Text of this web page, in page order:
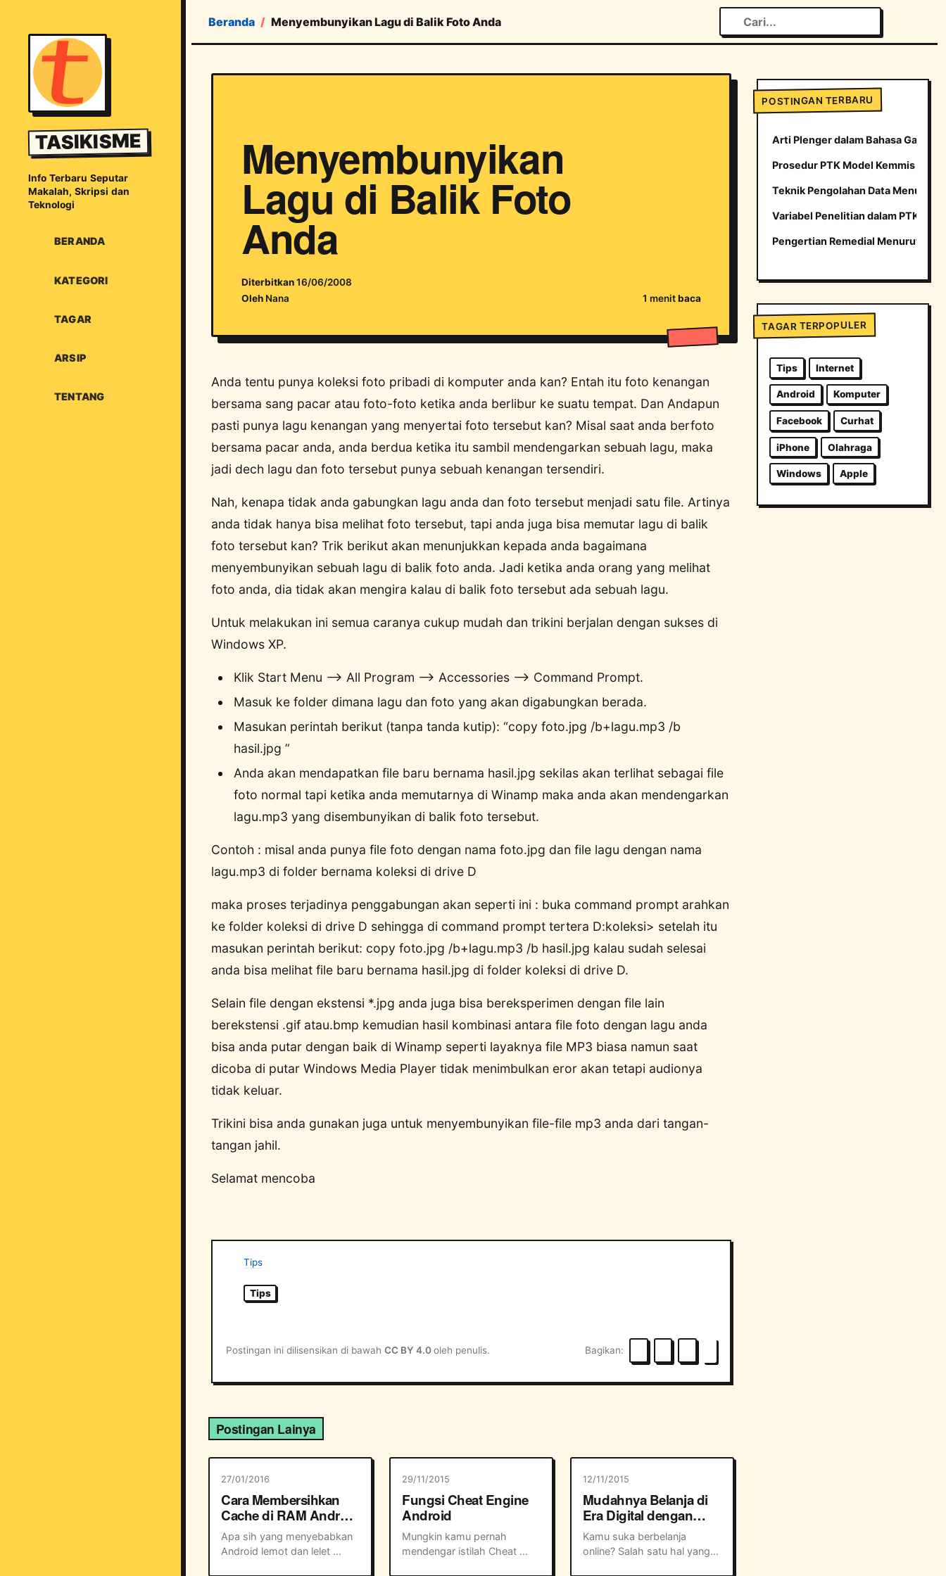
TASIKISME
Info Terbaru Seputar
Makalah, Skripsi dan
Teknologi
BERANDA
KATEGORI
TAGAR
ARSIP
TENTANG
Beranda Menyembunyikan Lagu di Balik Foto Anda
Menyembunyikan
Lagu di Balik Foto
Anda
Diterbitkan16/06/2008
Oleh Nana 1 menitbaca
Anda tentu punya koleksi foto pribadi di komputer anda kan? Entah itu foto kenangan
bersama sang pacar atau foto-foto ketika anda berlibur ke suatu tempat. Dan Andapun
pasti punya lagu kenangan yang menyertai foto tersebut kan? Misal saat anda berfoto
bersama pacar anda, anda berdua ketika itu sambil mendengarkan sebuah lagu, maka
jadi dech lagu dan foto tersebut punya sebuah kenangan tersendiri.
Nah, kenapa tidak anda gabungkan lagu anda dan foto tersebut menjadi satu file. Artinya
anda tidak hanya bisa melihat foto tersebut, tapi anda juga bisa memutar lagu di balik
foto tersebut kan? Trik berikut akan menunjukkan kepada anda bagaimana
menyembunyikan sebuah lagu di balik foto anda. Jadi ketika anda orang yang melihat
foto anda, dia tidak akan mengira kalau di balik foto tersebut ada sebuah lagu.
Untuk melakukan ini semua caranya cukup mudah dan trikini berjalan dengan sukses di
Windows XP.
Klik Start Menu –> All Program –> Accessories –> Command Prompt.
Masuk ke folder dimana lagu dan foto yang akan digabungkan berada.
Masukan perintah berikut (tanpa tanda kutip): “copy foto.jpg /b+lagu.mp3 /b
hasil.jpg ”
Anda akan mendapatkan file baru bernama hasil.jpg sekilas akan terlihat sebagai file
foto normal tapi ketika anda memutarnya di Winamp maka anda akan mendengarkan
lagu.mp3 yang disembunyikan di balik foto tersebut.
Contoh : misal anda punya file foto dengan nama foto.jpg dan file lagu dengan nama
lagu.mp3 di folder bernama koleksi di drive D
maka proses terjadinya penggabungan akan seperti ini : buka command prompt arahkan
ke folder koleksi di drive D sehingga di command prompt tertera D:koleksi> setelah itu
masukan perintah berikut: copy foto.jpg /b+lagu.mp3 /b hasil.jpg kalau sudah selesai
anda bisa melihat file baru bernama hasil.jpg di folder koleksi di drive D.
Selain file dengan ekstensi *.jpg anda juga bisa bereksperimen dengan file lain
berekstensi .gif atau.bmp kemudian hasil kombinasi antara file foto dengan lagu anda
bisa anda putar dengan baik di Winamp seperti layaknya file MP3 biasa namun saat
dicoba di putar Windows Media Player tidak menimbulkan eror akan tetapi audionya
tidak keluar.
Trikini bisa anda gunakan juga untuk menyembunyikan file-file mp3 anda dari tangan-
tangan jahil.
Selamat mencoba
Tips
Tips
Postingan ini dilisensikan di bawahCC BY 4.0oleh penulis. Bagikan
POSTINGAN TERBARU
Arti Plenger dalam Bahasa Gaul
Prosedur PTK Model Kemmis dan
Teknik Pengolahan Data Menurut
Variabel Penelitian dalam PTK
Pengertian Remedial Menurut
TAGAR TERPOPULER
Tips Internet
Android Komputer
Facebook Curhat
iPhone Olahraga
Windows Apple
Postingan Lainya
27/01/2016
Cara Membersihkan
Cache di RAM Android
Marshmallow
Apa sih yang menyebabkan
Android lemot dan lelet
29/11/2015
Fungsi Cheat Engine
Android
Mungkin kamu pernah
mendengar istilah Cheat
12/11/2015
Mudahnya Belanja di
Era Digital dengan
VCN BNI
Kamu suka berbelanja
online? Salah satu hal yang